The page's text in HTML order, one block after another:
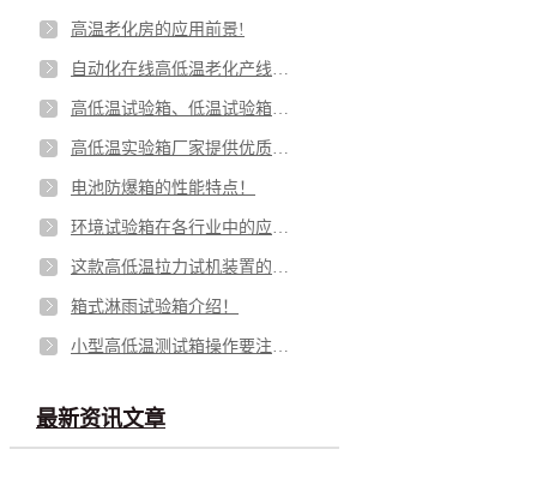
高温老化房的应用前景!
电池防爆箱的性能特点！
箱式淋雨试验箱介绍！
最新资讯文章